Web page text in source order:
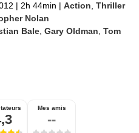
| 2h 44min | Action ,Thriller
Nolan
Bale ,Gary Oldman ,Tom
Mes amis
--